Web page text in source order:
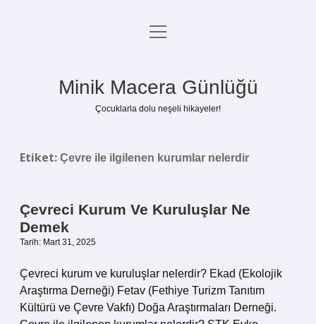
Anasayfa
menüyü
Minik Macera Günlüğü
Çocuklarla dolu neşeli hikayeler!
Etiket: Çevre ile ilgilenen kurumlar nelerdir
Çevreci Kurum Ve Kuruluşlar Ne
Demek
Tarih: Mart 31, 2025
Çevreci kurum ve kuruluşlar nelerdir? Ekad (Ekolojik
Araştırma Derneği) Fetav (Fethiye Turizm Tanıtım
Kültürü ve Çevre Vakfı) Doğa Araştırmaları Derneği.